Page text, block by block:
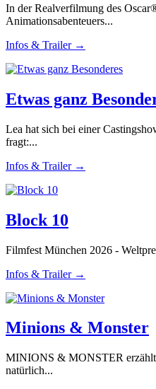
In der Realverfilmung des
Animationsabenteuers...
Infos & Trailer →
Etwas ganz
Lea hat sich bei einer
fragt:...
Infos & Trailer →
Block 10
Filmfest München 2026 -
Infos & Trailer →
Minions & Monster
MINIONS & MONSTER erzählt
natürlich...